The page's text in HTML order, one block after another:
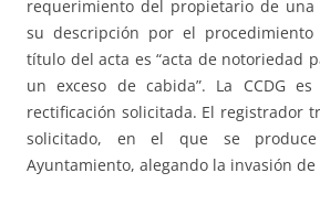
requerimiento del propietario de
su descripción por el
título del acta es “acta de notoriedad
un exceso de cabida”. La CCDG
rectificación solicitada. El registrador
solicitado, en el que se
Ayuntamiento, alegando la invasión